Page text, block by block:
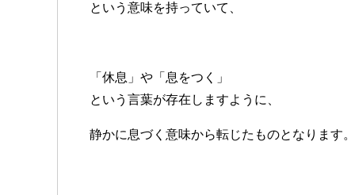
という意味を持っていて、
「休息」や「息をつく」
という言葉が存在しますように、
静かに息づく意味から転じたものとなります。